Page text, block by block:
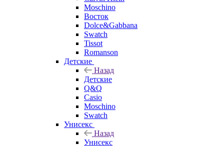
Moschino
Восток
Dolce&Gabbana
Swatch
Tissot
Romanson
Детские
Назад
Детские
Q&Q
Casio
Moschino
Swatch
Унисекс
Назад
Унисекс